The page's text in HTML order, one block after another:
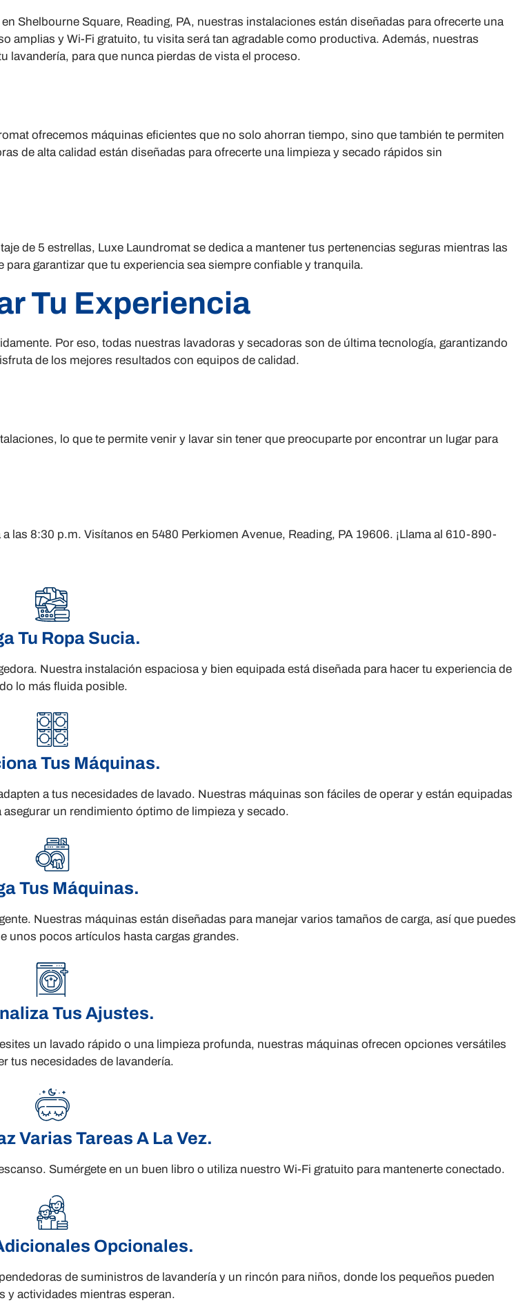
Shelbourne Square, Reading, PA, nuestras instalaciones están diseñadas para ofrecerte una
amplias y Wi-Fi gratuito, tu visita será tan agradable como productiva. Además, nuestras
lavandería, para que nunca pierdas de vista el proceso.
ofrecemos máquinas eficientes que no solo ahorran tiempo, sino que también te permiten
de alta calidad están diseñadas para ofrecerte una limpieza y secado rápidos sin
de 5 estrellas, Luxe Laundromat se dedica a mantener tus pertenencias seguras mientras las
garantizar que tu experiencia sea siempre confiable y tranquila.
Tu Experiencia
Por eso, todas nuestras lavadoras y secadoras son de última tecnología, garantizando
de los mejores resultados con equipos de calidad.
lo que te permite venir y lavar sin tener que preocuparte por encontrar un lugar para
8:30 p.m. Visítanos en 5480 Perkiomen Avenue, Reading, PA 19606. ¡Llama al 610-890-
Tu Ropa Sucia.
Nuestra instalación espaciosa y bien equipada está diseñada para hacer tu experiencia de
lo más fluida posible.
Tus Máquinas.
a tus necesidades de lavado. Nuestras máquinas son fáciles de operar y están equipadas
un rendimiento óptimo de limpieza y secado.
Tus Máquinas.
Nuestras máquinas están diseñadas para manejar varios tamaños de carga, así que puedes
unos pocos artículos hasta cargas grandes.
Tus Ajustes.
un lavado rápido o una limpieza profunda, nuestras máquinas ofrecen opciones versátiles
tus necesidades de lavandería.
Varias Tareas A La Vez.
Sumérgete en un buen libro o utiliza nuestro Wi-Fi gratuito para mantenerte conectado.
Opcionales.
de suministros de lavandería y un rincón para niños, donde los pequeños pueden
y actividades mientras esperan.